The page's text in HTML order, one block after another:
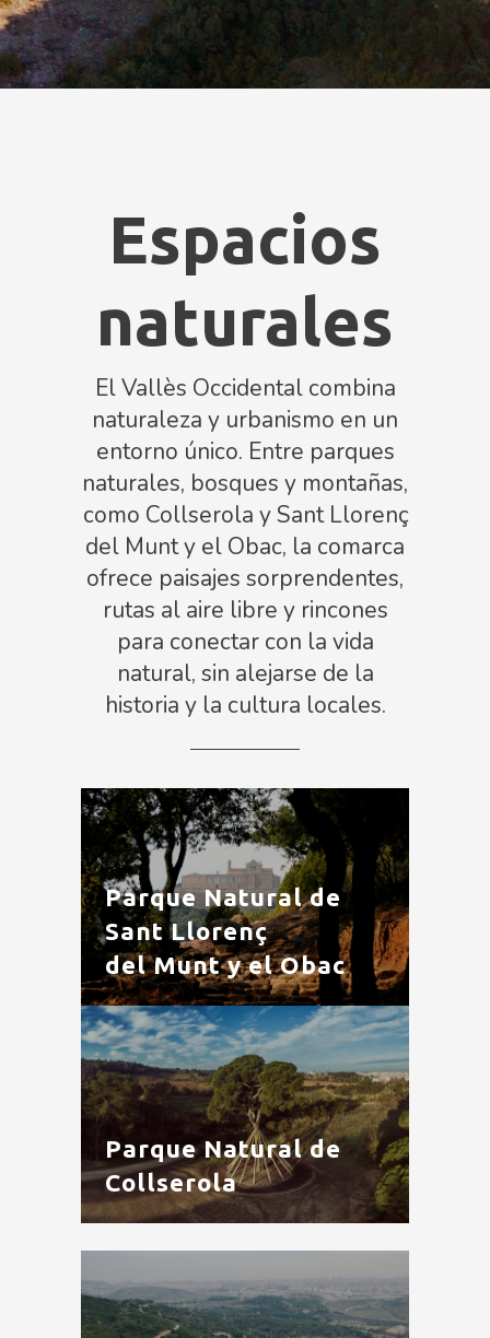
Espacios
naturales
El Vallès Occidental combina
naturaleza y urbanismo en un
entorno único. Entre parques
naturales, bosques y montañas,
como Collserola y Sant Llorenç
del Munt y el Obac, la comarca
ofrece paisajes sorprendentes,
rutas al aire libre y rincones
para conectar con la vida
natural, sin alejarse de la
historia y la cultura locales.
Parque Natural de
Sant Llorenç
del Munt y el Obac
Parque Natural de
Collserola